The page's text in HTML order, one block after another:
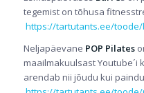
tegemist on tõhusa
https://tartutants.ee/
Neljapäevane POP Pilates
maailmakuulsast Youtube´i
arendab nii jõudu kui